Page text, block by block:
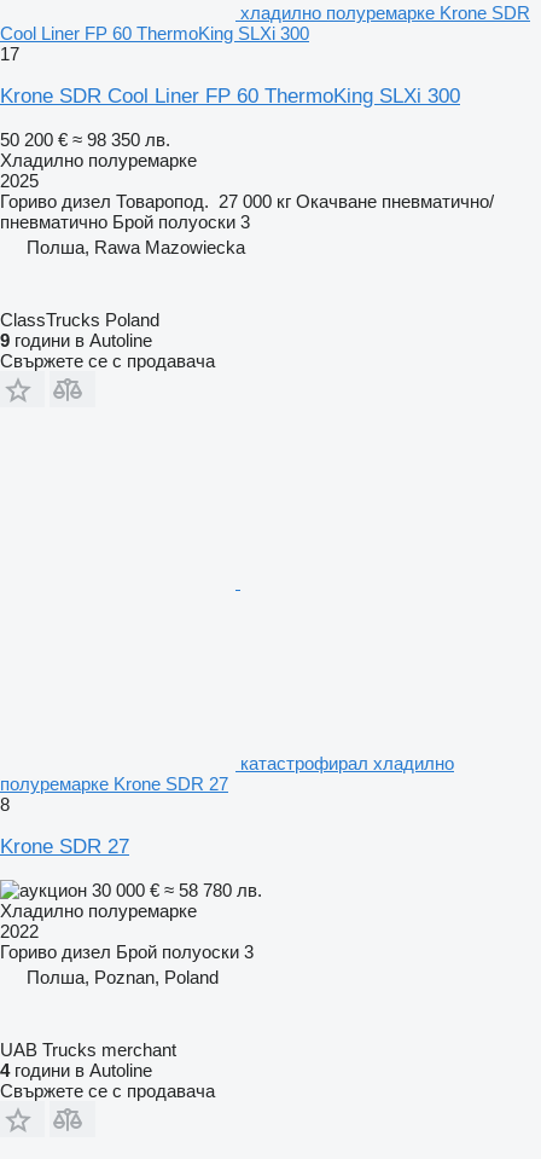
хладилно полуремарке Krone SDR
Cool Liner FP 60 ThermoKing SLXi 300
17
Krone SDR Cool Liner FP 60 ThermoKing SLXi 300
50 200 € ≈ 98 350 лв.
Хладилно полуремарке
2025
Гориво дизел Товаропод. 27 000 кг Окачване пневматично/
пневматично Брой полуоски 3
Полша, Rawa Mazowiecka
ClassTrucks Poland
9 години в Autoline
Свържете се с продавача
катастрофирал хладилно
полуремарке Krone SDR 27
8
Krone SDR 27
30 000 € ≈ 58 780 лв.
Хладилно полуремарке
2022
Гориво дизел Брой полуоски 3
Полша, Poznan, Poland
UAB Trucks merchant
4години в Autoline
Свържете се с продавача